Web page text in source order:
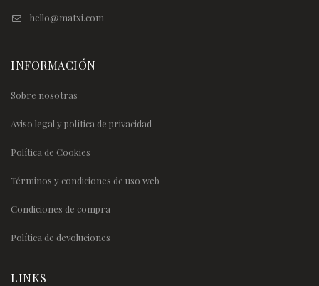
hello@matxi.com
INFORMACIÓN
Sobre nosotras
Aviso legal y política de privacidad
Política de Cookies
Términos y condiciones de uso web
Condiciones de compra
Política de devoluciones
LINKS